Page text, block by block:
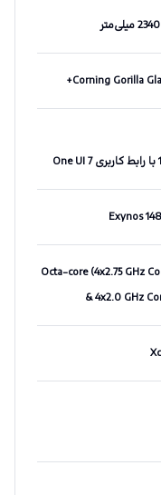
Corning Gorilla
Exynos
Octa-core (4x2.75 GHz
& 4x2.0 GHz